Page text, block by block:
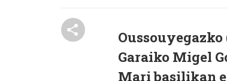
Garaiko Migel
Mari basilikan